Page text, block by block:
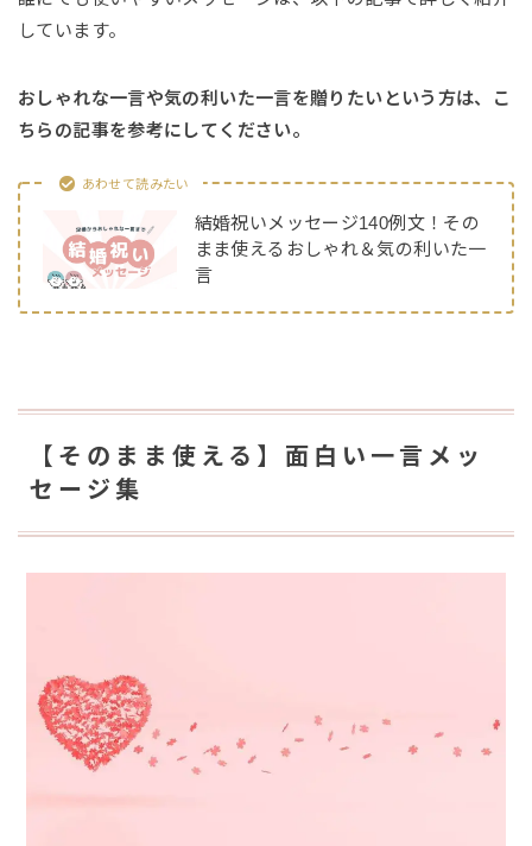
しています。
おしゃれな一言や気の利いた一言を贈りたいという方は、こ
ちらの記事を参考にしてください。
あわせて読みたい
結婚祝いメッセージ140例文！その
まま使えるおしゃれ＆気の利いた一
言
【そのまま使える】面白い一言メッ
セージ集